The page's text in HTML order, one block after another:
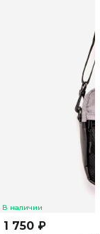
В наличии
1 750 ₽